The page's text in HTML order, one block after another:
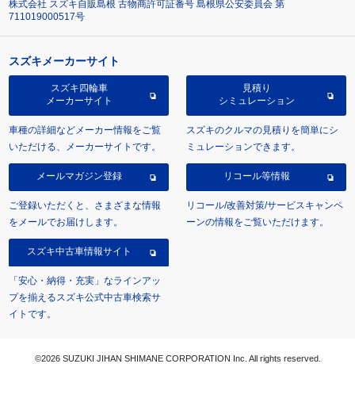
株式会社 スズキ自販島根 古物商許可証番号 島根県公安委員会 第
711019000517号
スズキメーカーサイト
スズキ四輪車
メーカーサイト
車種の詳細などメーカー情報をご覧
いただける、メーカーサイトです。
見積り
シミュレーション
スズキのクルマの見積りを簡単にシ
ミュレーションできます。
メールマガジン登録
ご登録いただくと、さまざまな情報
をメールでお届けします。
リコール等情報
リコール/改善対策/サービスキャンペ
ーンの情報をご覧いただけます。
スズキ中古車情報サイト
「安心・納得・充実」なラインアッ
プを揃えるスズキ公式中古車検索サ
イトです。
©2026 SUZUKI JIHAN SHIMANE CORPORATION Inc. All rights reserved.